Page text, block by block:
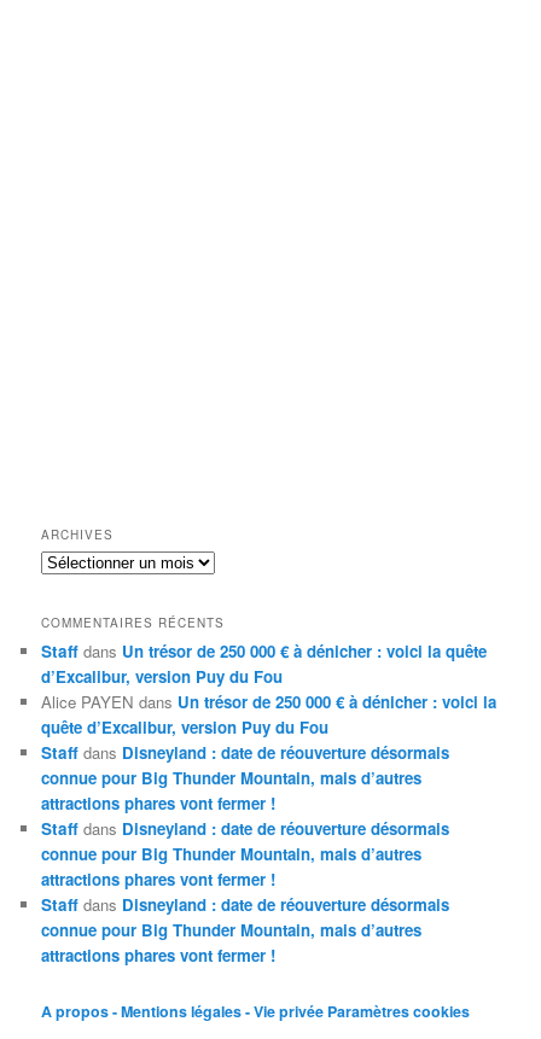
ARCHIVES
Archives
COMMENTAIRES RÉCENTS
Staff dans Un trésor de 250 000 € à dénicher : voici la quête
d’Excalibur, version Puy du Fou
Alice PAYEN dans Un trésor de 250 000 € à dénicher : voici la
quête d’Excalibur, version Puy du Fou
Staff dans Disneyland : date de réouverture désormais
connue pour Big Thunder Mountain, mais d’autres
attractions phares vont fermer !
Staff dans Disneyland : date de réouverture désormais
connue pour Big Thunder Mountain, mais d’autres
attractions phares vont fermer !
Staff dans Disneyland : date de réouverture désormais
connue pour Big Thunder Mountain, mais d’autres
attractions phares vont fermer !
A propos - Mentions légales - Vie privée Paramètres cookies